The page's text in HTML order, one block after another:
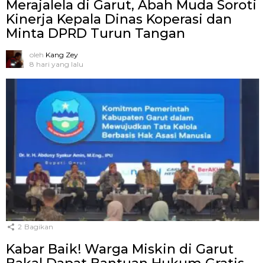
Merajalela di Garut, Abah Muda Soroti
Kinerja Kepala Dinas Koperasi dan
Minta DPRD Turun Tangan
oleh Kang Zey
8 hari yang lalu
2 Bagikan
Kabar Baik! Warga Miskin di Garut